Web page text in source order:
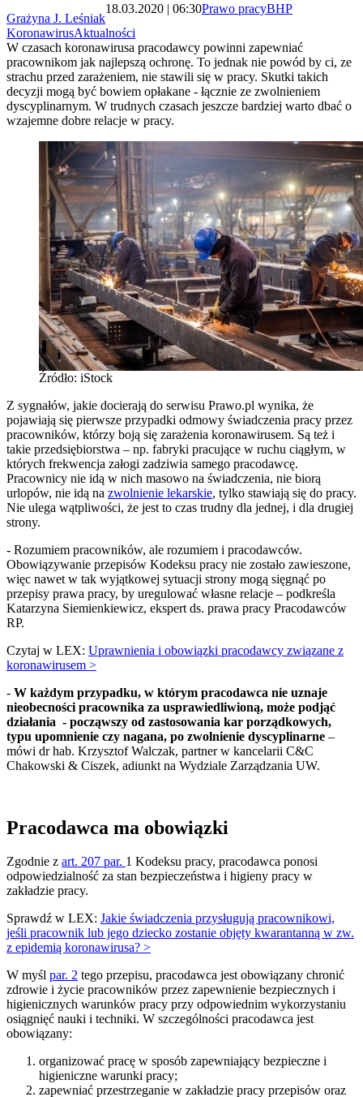
Grażyna J. Leśniak
18.03.2020 | 06:30Prawo pracyBHP
KoronawirusAktualności
W czasach koronawirusa pracodawcy powinni zapewniać
pracownikom jak najlepszą ochronę. To jednak nie powód by ci, ze
strachu przed zarażeniem, nie stawili się w pracy. Skutki takich
decyzji mogą być bowiem opłakane - łącznie ze zwolnieniem
dyscyplinarnym. W trudnych czasach jeszcze bardziej warto dbać o
wzajemne dobre relacje w pracy.
Źródło: iStock
Z sygnałów, jakie docierają do serwisu Prawo.pl wynika, że
pojawiają się pierwsze przypadki odmowy świadczenia pracy przez
pracowników, którzy boją się zarażenia koronawirusem. Są też i
takie przedsiębiorstwa – np. fabryki pracujące w ruchu ciągłym, w
których frekwencja załogi zadziwia samego pracodawcę.
Pracownicy nie idą w nich masowo na świadczenia, nie biorą
urlopów, nie idą na zwolnienie lekarskie, tylko stawiają się do pracy.
Nie ulega wątpliwości, że jest to czas trudny dla jednej, i dla drugiej
strony.
- Rozumiem pracowników, ale rozumiem i pracodawców.
Obowiązywanie przepisów Kodeksu pracy nie zostało zawieszone,
więc nawet w tak wyjątkowej sytuacji strony mogą sięgnąć po
przepisy prawa pracy, by uregulować własne relacje – podkreśla
Katarzyna Siemienkiewicz, ekspert ds. prawa pracy Pracodawców
RP.
Czytaj w LEX: Uprawnienia i obowiązki pracodawcy związane z
koronawirusem >
- W każdym przypadku, w którym pracodawca nie uznaje
nieobecności pracownika za usprawiedliwioną, może podjąć
działania - począwszy od zastosowania kar porządkowych,
typu upomnienie czy nagana, po zwolnienie dyscyplinarne –
mówi dr hab. Krzysztof Walczak, partner w kancelarii C&C
Chakowski & Ciszek, adiunkt na Wydziale Zarządzania UW.
Pracodawca ma obowiązki
Zgodnie z art. 207 par. 1 Kodeksu pracy, pracodawca ponosi
odpowiedzialność za stan bezpieczeństwa i higieny pracy w
zakładzie pracy.
Sprawdź w LEX: Jakie świadczenia przysługują pracownikowi,
jeśli pracownik lub jego dziecko zostanie objęty kwarantanną w zw.
z epidemią koronawirusa? >
W myśl par. 2 tego przepisu, pracodawca jest obowiązany chronić
zdrowie i życie pracowników przez zapewnienie bezpiecznych i
higienicznych warunków pracy przy odpowiednim wykorzystaniu
osiągnięć nauki i techniki. W szczególności pracodawca jest
obowiązany:
organizować pracę w sposób zapewniający bezpieczne i
higieniczne warunki pracy;
zapewniać przestrzeganie w zakładzie pracy przepisów oraz